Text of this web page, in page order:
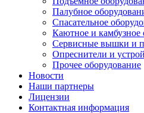
Палубное
Спасательное
Каютное и камбузное
Сервисные вышки и
Опреснители и
Прочее оборудование
Новости
Наши партнеры
Лицензии
Контактная информация